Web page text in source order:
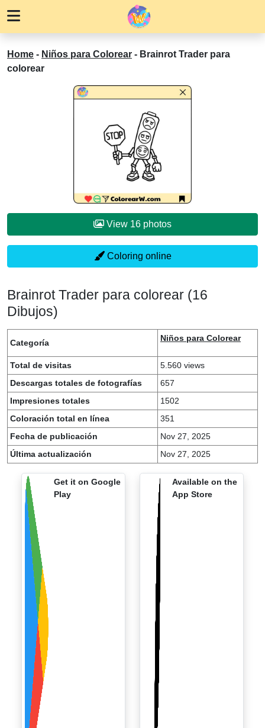
Home - Niños para Colorear - Brainrot Trader para
colorear
View 16 photos
Coloring online
Brainrot Trader para colorear (16
Dibujos)
Categoría Niños para Colorear
Total de visitas
5.560 views
Descargas totales de fotografías
657
Impresiones totales
1502
Coloración total en línea
351
Fecha de publicación
Nov 27, 2025
Última actualización
Nov 27, 2025
Get it on Google
Play
Available on the
App Store